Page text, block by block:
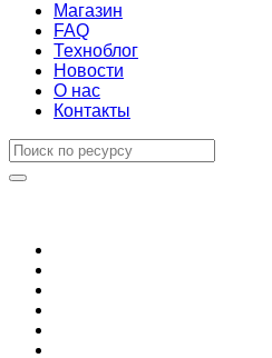
Магазин
FAQ
Техноблог
Новости
О нас
Контакты